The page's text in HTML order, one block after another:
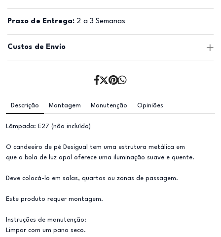
Prazo de Entrega: 2 a 3 Semanas
Custos de Envio
Descrição Montagem Manutenção Opiniões
Lâmpada: E27 (não incluído)
O candeeiro de pé Desigual tem uma estrutura metálica em
que a bola de luz opal oferece uma iluminação suave e quente.
Deve colocá-lo em salas, quartos ou zonas de passagem.
Este produto requer montagem.
Instruções de manutenção:
Limpar com um pano seco.